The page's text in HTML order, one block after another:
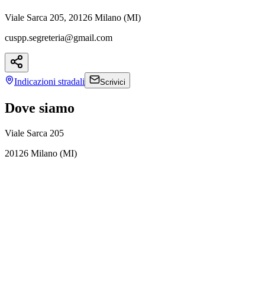
Viale Sarca 205, 20126 Milano (MI)
cuspp.segreteria@gmail.com
Indicazioni stradali Scrivici
Dove siamo
Viale Sarca 205
20126 Milano (MI)